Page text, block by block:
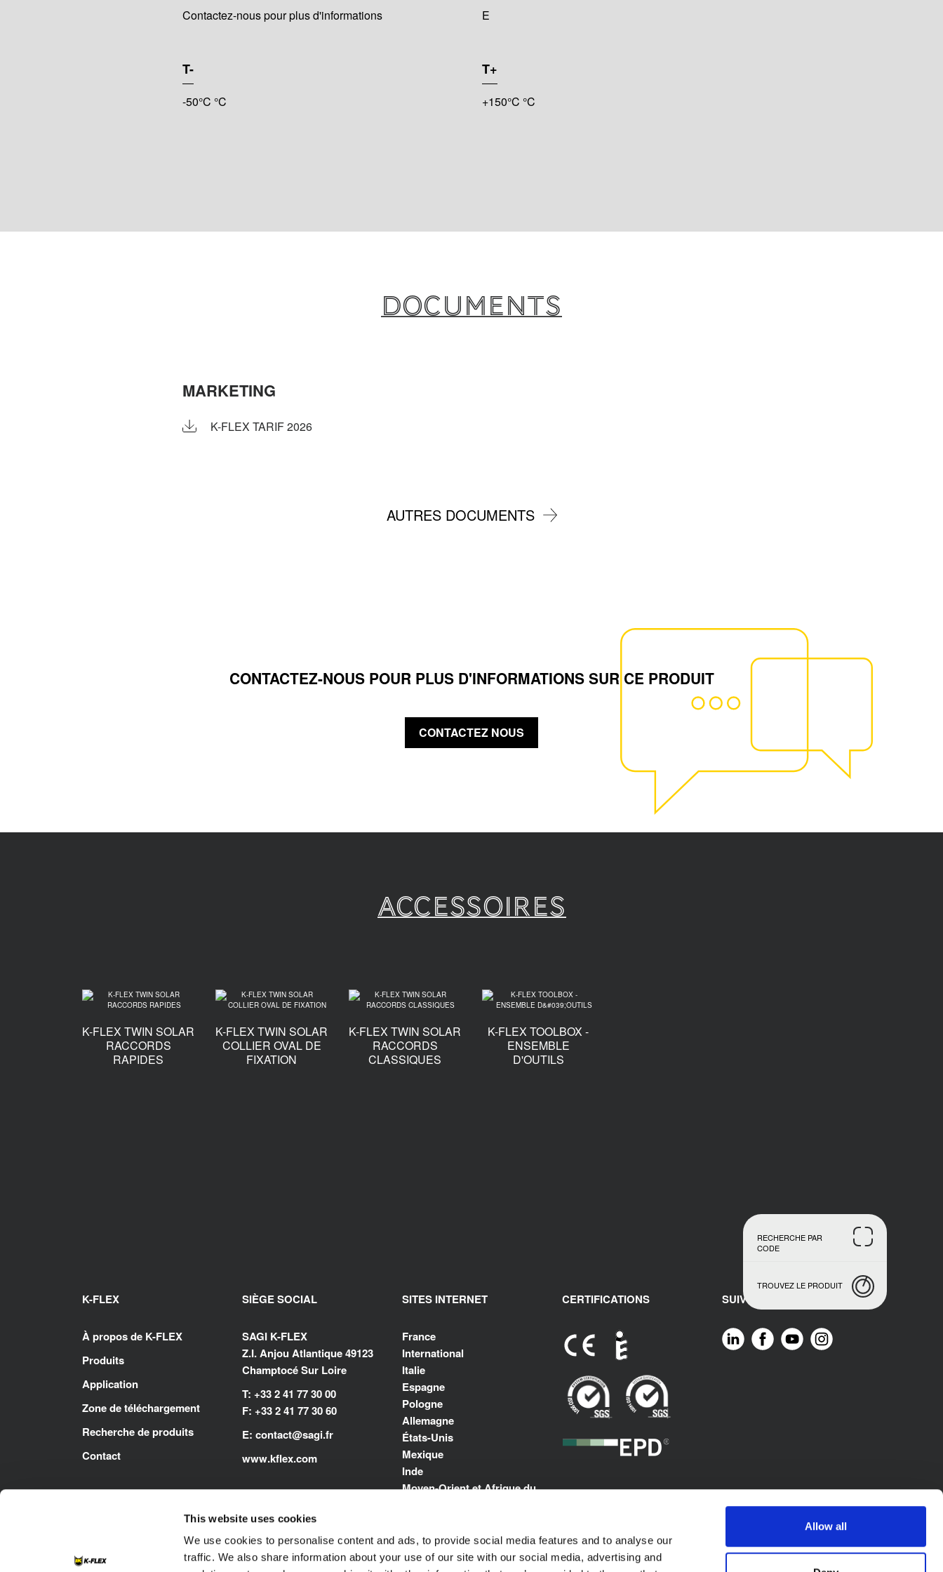
This website uses cookies
We use cookies to personalise content and ads, to provide social media features and to analyse our
traffic. We also share information about your use of our site with our social media, advertising and
Allow all
RECHERCHE PAR
CODE
TROUVEZ LE PRODUIT
Contactez-nous pour plus d'informations E
T-
-50°C °C
T+
+150°C °C
Documents
MARKETING
K-FLEX TARIF 2026
AUTRES DOCUMENTS
CONTACTEZ-NOUS POUR PLUS D'INFORMATIONS SUR CE PRODUIT
CONTACTEZ NOUS
Accessoires
K-FLEX TWIN SOLAR
RACCORDS
RAPIDES
K-FLEX TWIN SOLAR
COLLIER OVAL DE
FIXATION
K-FLEX TWIN SOLAR
RACCORDS
CLASSIQUES
K-FLEX TOOLBOX -
ENSEMBLE
D'OUTILS
K-FLEX
À propos de K-FLEX
Produits
Application
Zone de téléchargement
Recherche de produits
Contact
SIÈGE SOCIAL
SAGI K-FLEX
Z.I. Anjou Atlantique 49123
Champtocé Sur Loire
T: +33 2 41 77 30 00
F: +33 2 41 77 30 60
E: contact@sagi.fr
www.kflex.com
SITES INTERNET
France
International
Italie
Espagne
Pologne
Allemagne
États-Unis
Mexique
Inde
Moyen-Orient et Afrique du
CERTIFICATIONS SUIVEZ-NOUS